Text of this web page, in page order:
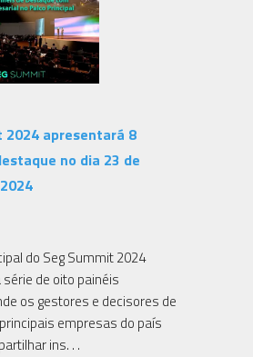
2024 apresentará 8
no dia 23 de
do Seg Summit 2024
de oito painéis
os gestores e decisores de
empresas do país
ins. . .